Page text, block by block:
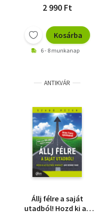
2 990 Ft
Kosárba
6 - 8 munkanap
ANTIKVÁR
Állj félre a saját
utadból! Hozd ki az